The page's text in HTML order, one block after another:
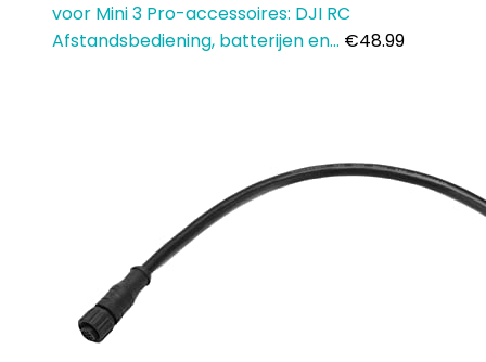
voor Mini 3 Pro-accessoires: DJI RC
Afstandsbediening, batterijen en… €48.99